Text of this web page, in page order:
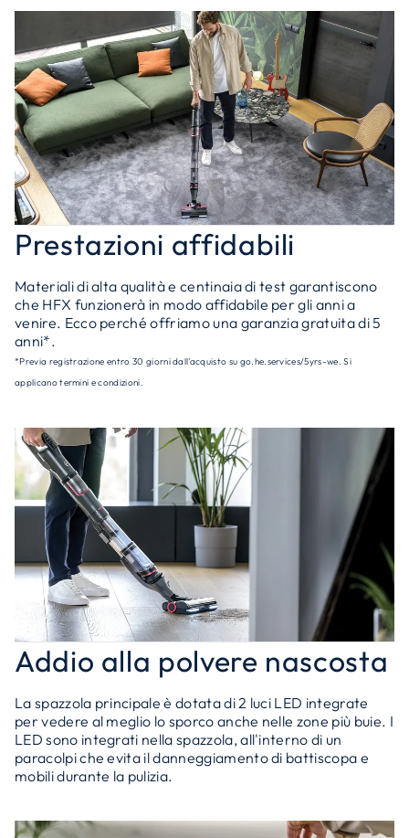
Prestazioni affidabili
Materiali di alta qualità e centinaia di test garantiscono
che HFX funzionerà in modo affidabile per gli anni a
venire. Ecco perché offriamo una garanzia gratuita di 5
anni*.
*Previa registrazione entro 30 giorni dall'acquisto su go.he.services/5yrs-we. Si
applicano termini e condizioni.
Addio alla polvere nascosta
La spazzola principale è dotata di 2 luci LED integrate
per vedere al meglio lo sporco anche nelle zone più buie. I
LED sono integrati nella spazzola, all'interno di un
paracolpi che evita il danneggiamento di battiscopa e
mobili durante la pulizia.